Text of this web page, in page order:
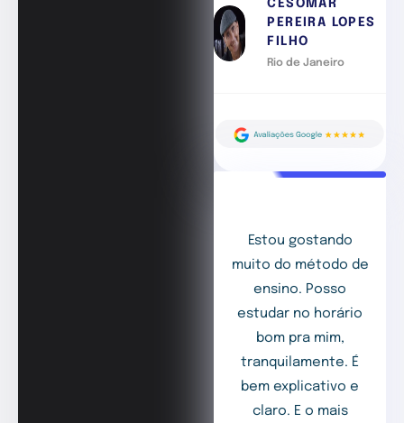
CESOMAR
PEREIRA LOPES
FILHO
Rio de Janeiro
Estou gostando
muito do método de
ensino. Posso
estudar no horário
bom pra mim,
tranquilamente. É
bem explicativo e
claro. E o mais